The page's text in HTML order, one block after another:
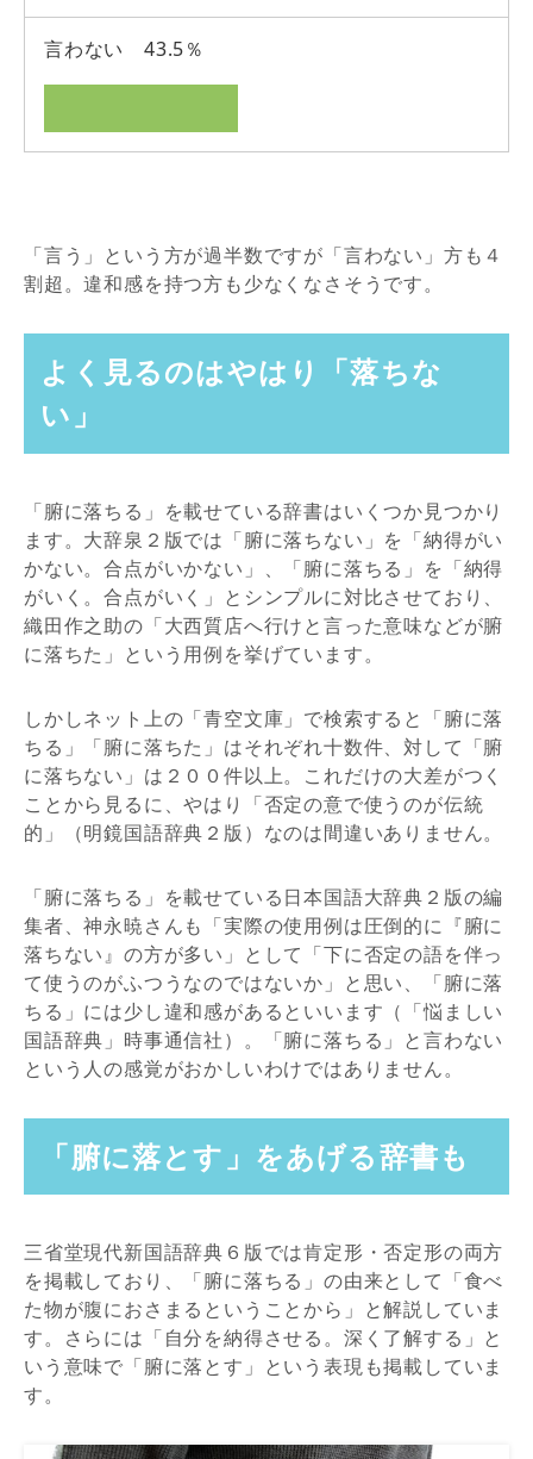
言わない 43.5％
「言う」という方が過半数ですが「言わない」方も４
割超。違和感を持つ方も少なくなさそうです。
よく見るのはやはり「落ちな
い」
「腑に落ちる」を載せている辞書はいくつか見つかり
ます。大辞泉２版では「腑に落ちない」を「納得がい
かない。合点がいかない」、「腑に落ちる」を「納得
がいく。合点がいく」とシンプルに対比させており、
織田作之助の「大西質店へ行けと言った意味などが腑
に落ちた」という用例を挙げています。
しかしネット上の「青空文庫」で検索すると「腑に落
ちる」「腑に落ちた」はそれぞれ十数件、対して「腑
に落ちない」は２００件以上。これだけの大差がつく
ことから見るに、やはり「否定の意で使うのが伝統
的」（明鏡国語辞典２版）なのは間違いありません。
「腑に落ちる」を載せている日本国語大辞典２版の編
集者、神永暁さんも「実際の使用例は圧倒的に『腑に
落ちない』の方が多い」として「下に否定の語を伴っ
て使うのがふつうなのではないか」と思い、「腑に落
ちる」には少し違和感があるといいます（「悩ましい
国語辞典」時事通信社）。「腑に落ちる」と言わない
という人の感覚がおかしいわけではありません。
「腑に落とす」をあげる辞書も
三省堂現代新国語辞典６版では肯定形・否定形の両方
を掲載しており、「腑に落ちる」の由来として「食べ
た物が腹におさまるということから」と解説していま
す。さらには「自分を納得させる。深く了解する」と
いう意味で「腑に落とす」という表現も掲載していま
す。